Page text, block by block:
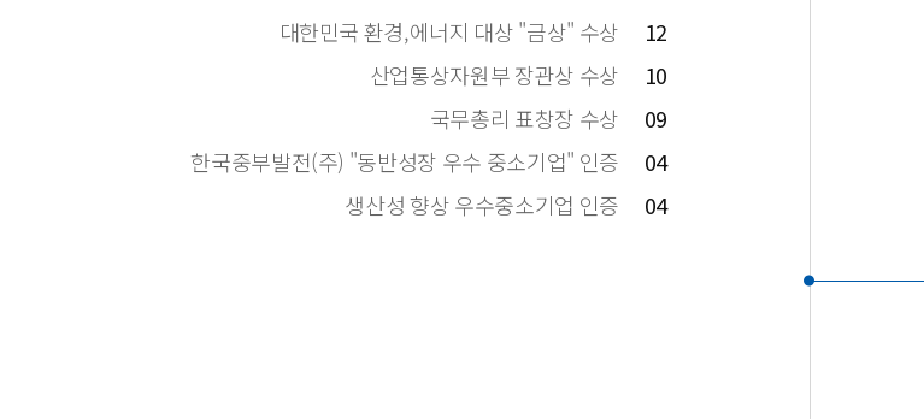
12
대한민국 환경,에너지 대상 "금상" 수상
10
산업통상자원부 장관상 수상
09
국무총리 표창장 수상
04
한국중부발전(주) "동반성장 우수 중소기업" 인증
04
생산성 향상 우수중소기업 인증